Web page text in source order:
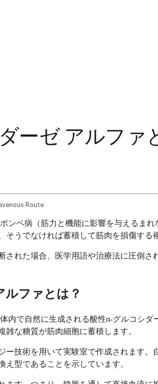
ーゼ アルファ
Route
ンペ病（筋力と機能に影響を与えるま
そうでなければ蓄積して筋肉を損傷する
された場合、医学用語や治療法に圧倒
ルファとは？
内で自然に生成される酸性α-グルコシ
な糖質が筋肉細胞に蓄積します。
ー技術を用いて実験室で作成されます
え型であることを示しています。